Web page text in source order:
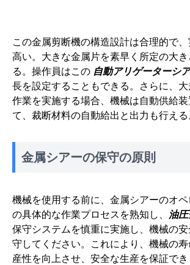
この金属剪断機の構造設計は合理的で
高い。大きな金属片を素早く所定の大
る。操作員はこの 自動アリゲーターシ
長を設定することもできる。さらに、
作業を実施する場合、機械は自動供給
て、裁断材料の自動給出と出力も行える
金属シアーの保守の原則
機械を使用する前に、金属シアーのオ
の具体的な作業プロセスを熟知し、 油
保守システムを慎重に実施し、機械の
守してください。これにより、機械の
産性を向上させ、安全な生産を保証でき